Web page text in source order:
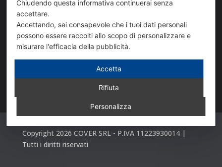

Via Sansovino, 243/9
10151 TORINO
 +39 011 739 98 54

Copyright 2026 COVER SRL - P.IVA 11223930014 |
Tutti i diritti riservati
Chiudendo questa informativa continuerai senza
accettare.
Accettando, sei consapevole che i tuoi dati personali
possono essere raccolti allo scopo di personalizzare e
misurare l'efficacia della pubblicità.
Accetta
Rifiuta
Personalizza